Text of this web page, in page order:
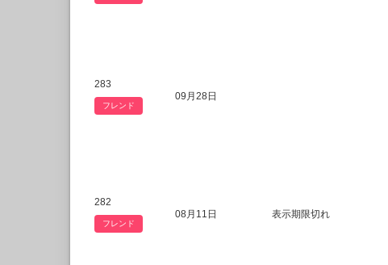
283
フレンド
09月28日
282
フレンド
08月11日 表示期限切れ